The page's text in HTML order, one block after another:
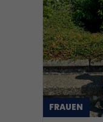
FRAUEN